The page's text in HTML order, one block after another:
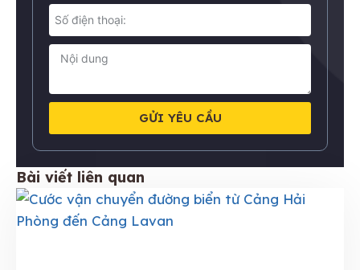
GỬI YÊU CẦU
Bài viết liên quan